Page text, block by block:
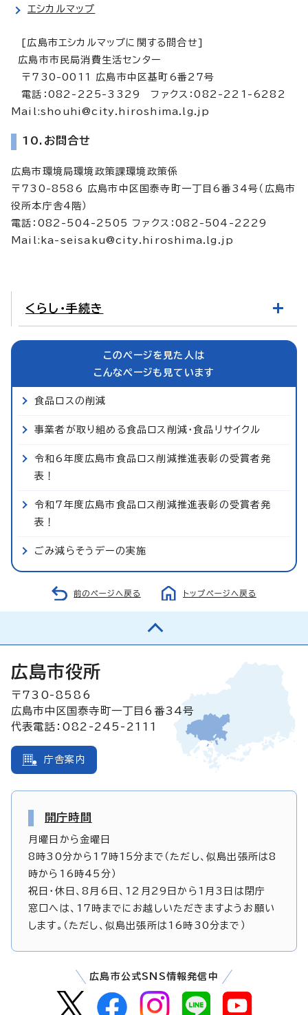
エシカルマップ
[広島市エシカルマップに関する問合せ]
広島市市民局消費生活センター
〒730-0011 広島市中区基町6番27号
電話：082-225-3329 ファクス：082-221-6282
Mail:shouhi@city.hiroshima.lg.jp
10.お問合せ
広島市環境局環境政策課環境政策係
〒730-8586 広島市中区国泰寺町一丁目6番34号（広島市
役所本庁舎4階）
電話：082-504-2505 ファクス：082-504-2229
Mail: ka-seisaku@city.hiroshima.lg.jp
くらし・手続き
このページを見た人は
こんなページも見ています
食品ロスの削減
事業者が取り組める食品ロス削減・食品リサイクル
令和6年度広島市食品ロス削減推進表彰の受賞者発
表！
令和7年度広島市食品ロス削減推進表彰の受賞者発
表！
ごみ減らそうデーの実施
前のページへ戻る トップページへ戻る
広島市役所
〒730-8586
広島市中区国泰寺町一丁目6番34号
代表電話：082-245-2111
庁舎案内
開庁時間
月曜日から金曜日
8時30分から17時15分まで（ただし、似島出張所は8
時から16時45分）
祝日・休日、8月6日、12月29日から1月3日は閉庁
窓口へは、17時までにお越しいただきますようお願い
します。（ただし、似島出張所は16時30分まで）
広島市公式SNS情報発信中